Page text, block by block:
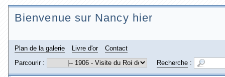
Bienvenue sur Nancy hier
Plan de la galerie Livre d'or
Contact
Parcourir :
Recherche :